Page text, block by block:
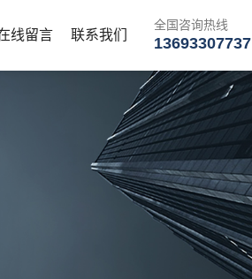
全国咨询热线
13693307737
线留言 联系我们